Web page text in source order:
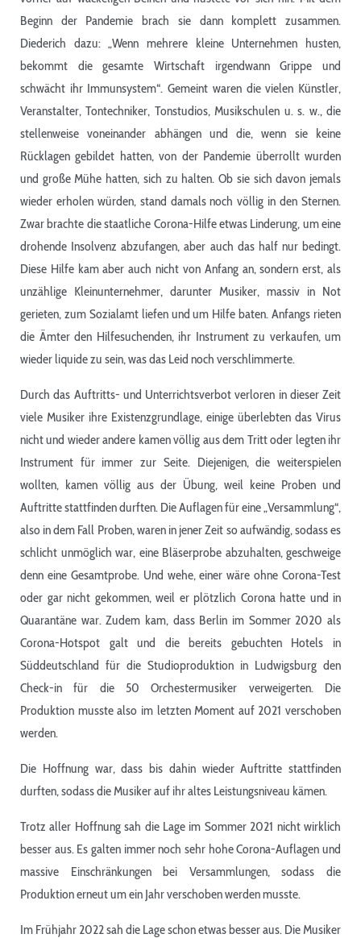
Beginn der Pandemie brach sie dann komplett zusammen.
Diederich dazu: „Wenn mehrere kleine Unternehmen husten,
bekommt die gesamte Wirtschaft irgendwann Grippe und
schwächt ihr Immunsystem“. Gemeint waren die vielen Künstler,
Veranstalter, Tontechniker, Tonstudios, Musikschulen u. s. w., die
stellenweise voneinander abhängen und die, wenn sie keine
Rücklagen gebildet hatten, von der Pandemie überrollt wurden
und große Mühe hatten, sich zu halten. Ob sie sich davon jemals
wieder erholen würden, stand damals noch völlig in den Sternen.
Zwar brachte die staatliche Corona-Hilfe etwas Linderung, um eine
drohende Insolvenz abzufangen, aber auch das half nur bedingt.
Diese Hilfe kam aber auch nicht von Anfang an, sondern erst, als
unzählige Kleinunternehmer, darunter Musiker, massiv in Not
gerieten, zum Sozialamt liefen und um Hilfe baten. Anfangs rieten
die Ämter den Hilfesuchenden, ihr Instrument zu verkaufen, um
wieder liquide zu sein, was das Leid noch verschlimmerte.
Durch das Auftritts- und Unterrichtsverbot verloren in dieser Zeit
viele Musiker ihre Existenzgrundlage, einige überlebten das Virus
nicht und wieder andere kamen völlig aus dem Tritt oder legten ihr
Instrument für immer zur Seite. Diejenigen, die weiterspielen
wollten, kamen völlig aus der Übung, weil keine Proben und
Auftritte stattfinden durften. Die Auflagen für eine „Versammlung“,
also in dem Fall Proben, waren in jener Zeit so aufwändig, sodass es
schlicht unmöglich war, eine Bläserprobe abzuhalten, geschweige
denn eine Gesamtprobe. Und wehe, einer wäre ohne Corona-Test
oder gar nicht gekommen, weil er plötzlich Corona hatte und in
Quarantäne war. Zudem kam, dass Berlin im Sommer 2020 als
Corona-Hotspot galt und die bereits gebuchten Hotels in
Süddeutschland für die Studioproduktion in Ludwigsburg den
Check-in für die 50 Orchestermusiker verweigerten. Die
Produktion musste also im letzten Moment auf 2021 verschoben
werden.
Die Hoffnung war, dass bis dahin wieder Auftritte stattfinden
durften, sodass die Musiker auf ihr altes Leistungsniveau kämen.
Trotz aller Hoffnung sah die Lage im Sommer 2021 nicht wirklich
besser aus. Es galten immer noch sehr hohe Corona-Auflagen und
massive Einschränkungen bei Versammlungen, sodass die
Produktion erneut um ein Jahr verschoben werden musste.
Im Frühjahr 2022 sah die Lage schon etwas besser aus. Die Musiker